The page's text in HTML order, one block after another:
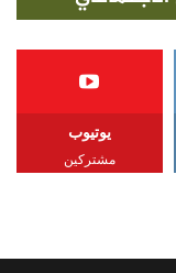
يوتيوب
مشتركين